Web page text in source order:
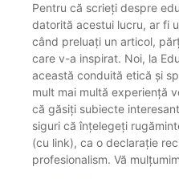
Pentru că scrieți despre
datorită acestui lucru, ar fi
când preluați un articol,
care v-a inspirat. Noi, la
această conduită etică și
mult mai multă experiență
că găsiți subiecte
siguri că înțelegeți
(cu link), ca o declarație
profesionalism. Vă